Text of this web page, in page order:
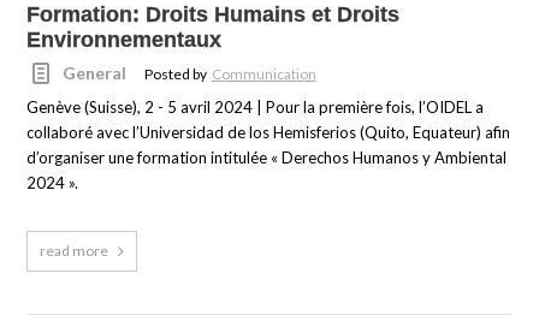
Formation: Droits Humains et Droits
Environnementaux
General Posted by Communication
Genève (Suisse), 2 - 5 avril 2024 | Pour la première fois, l’OIDEL a
collaboré avec l’Universidad de los Hemisferios (Quito, Equateur) afin
d’organiser une formation intitulée « Derechos Humanos y Ambiental
2024 ».
read more